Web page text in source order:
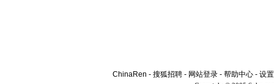
ChinaRen - 搜狐招聘 - 网站登录 - 帮助中心 - 设